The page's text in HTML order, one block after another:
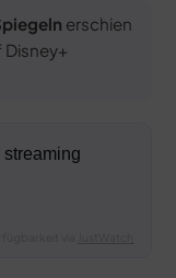
erschien